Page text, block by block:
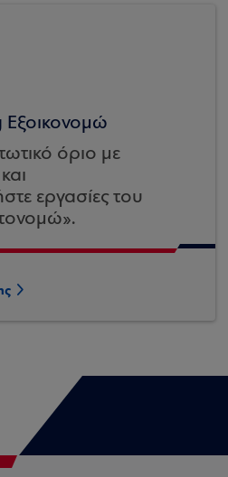
όριο με
εργασίες του